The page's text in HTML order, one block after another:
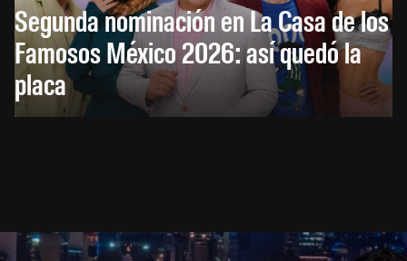
Segunda nominación en La Casa de los
Famosos México 2026: así quedó la
placa